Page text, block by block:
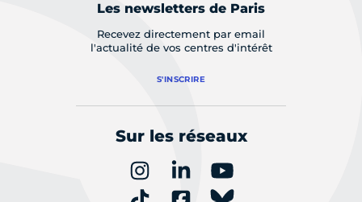
Les newsletters de Paris
Recevez directement par email
l'actualité de vos centres d'intérêt
S'INSCRIRE
Sur les réseaux